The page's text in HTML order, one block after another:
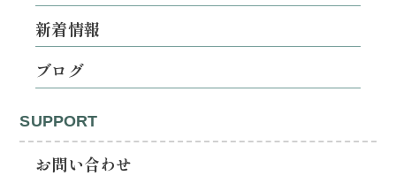
新着情報
ブログ
SUPPORT
お問い合わせ